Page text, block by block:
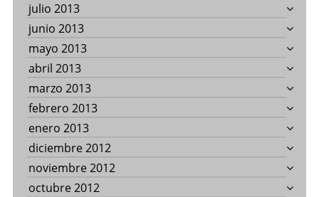
julio 2013
junio 2013
mayo 2013
abril 2013
marzo 2013
febrero 2013
enero 2013
diciembre 2012
noviembre 2012
octubre 2012